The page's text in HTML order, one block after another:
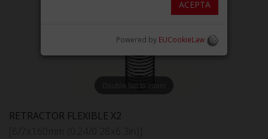
Double tap to zoom
RETRACTOR FLEXIBLE X2
ACEPTA
Powered by EUCookieLaw